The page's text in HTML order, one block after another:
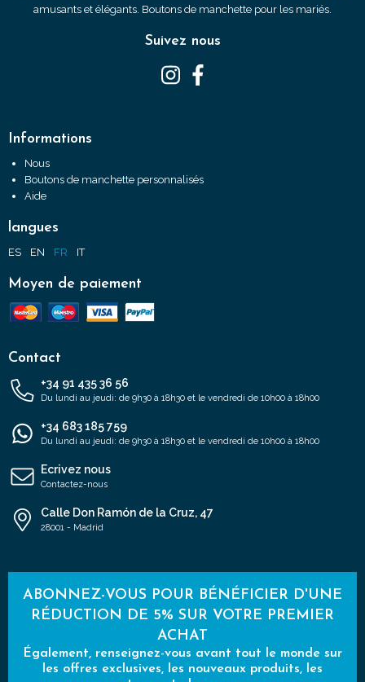
amusants et élégants. Boutons de manchette pour les mariés.
Suivez nous
Informations
Nous
Boutons de manchette personnalisés
Aide
langues
ES EN FR IT
Moyen de paiement
Contact
+34 91 435 36 56
Du lundi au jeudi: de 9h30 à 18h30 et le vendredi de 10h00 à 18h00
+34 683 185 759
Du lundi au jeudi: de 9h30 à 18h30 et le vendredi de 10h00 à 18h00
Ecrivez nous
Contactez-nous
Calle Don Ramón de la Cruz, 47
28001 - Madrid
ABONNEZ-VOUS POUR BÉNÉFICIER D'UNE
RÉDUCTION DE 5% SUR VOTRE PREMIER
ACHAT
Également, renseignez-vous avant tout le monde sur
les offres exclusives, les nouveaux produits, les